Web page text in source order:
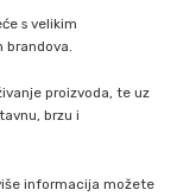
s velikim
brandova.
proizvoda, te uz
brzu i
informacija možete